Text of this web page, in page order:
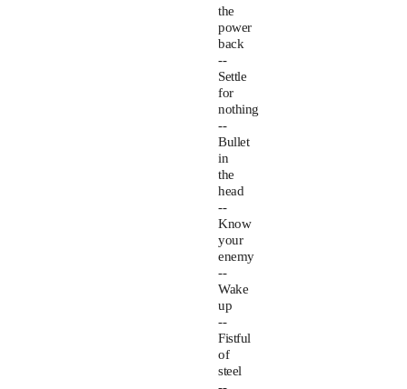
the
power
back
--
Settle
for
nothing
--
Bullet
in
the
head
--
Know
your
enemy
--
Wake
up
--
Fistful
of
steel